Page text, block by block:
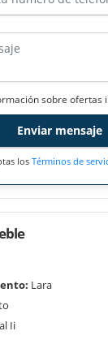
sobre ofertas
Enviar mensaje
los Términos de
Lara
Ii